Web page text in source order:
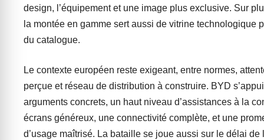
design, l’équipement et une image plus exclusive. Sur
la montée en gamme sert aussi de vitrine technologique
du catalogue.
Le contexte européen reste exigeant, entre normes,
perçue et réseau de distribution à construire. BYD
arguments concrets, un haut niveau d’assistances à la
écrans généreux, une connectivité complète, et une
d’usage maîtrisé. La bataille se joue aussi sur le délai de